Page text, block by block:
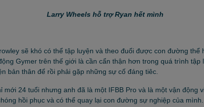
Larry Wheels hỗ trợ Ryan hết mình
sẽ khó có thể tập luyện và theo đuổi được con đường
Gymer trên thế giới là cần cẩn thận hơn trong quá trình tập
bản thân để rồi phải gặp những sự cố đáng tiêc.
mới 24 tuổi nhưng anh đã là một IFBB Pro và là một vận động
hồi phục và có thể quay lại con đường sự nghiệp của mình.